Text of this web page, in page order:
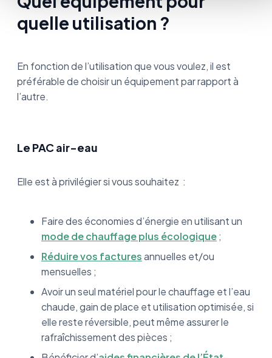
quelle utilisation ?
En fonction de l’utilisation que vous voulez, il est
préférable de choisir un équipement par rapport à
l’autre.
Le PAC air-eau
Elle est à privilégier si vous souhaitez :
Faire des économies d’énergie en utilisant un
mode de chauffage plus écologique;
Réduire vos facturesannuelles et/ou
mensuelles ;
Avoir un seul matériel pour le chauffage et l’eau
chaude, gain de place et utilisation optimisée, si
elle reste réversible, peut même assurer le
rafraîchissement des pièces ;